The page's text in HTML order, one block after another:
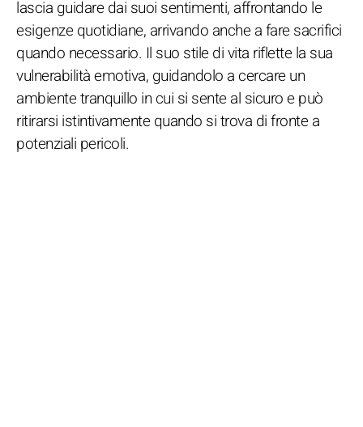
lascia guidare dai suoi sentimenti, affrontando le
esigenze quotidiane, arrivando anche a fare sacrifici
quando necessario. Il suo stile di vita riflette la sua
vulnerabilità emotiva, guidandolo a cercare un
ambiente tranquillo in cui si sente al sicuro e può
ritirarsi istintivamente quando si trova di fronte a
potenziali pericoli.